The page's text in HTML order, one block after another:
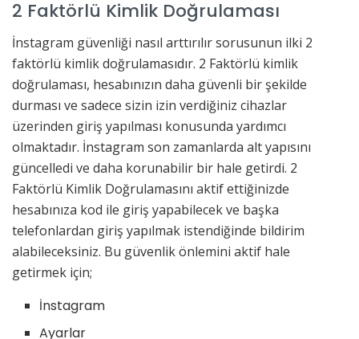
2 Faktörlü Kimlik Doğrulaması
İnstagram güvenliği nasıl arttırılır sorusunun ilki 2
faktörlü kimlik doğrulamasıdır. 2 Faktörlü kimlik
doğrulaması, hesabınızın daha güvenli bir şekilde
durması ve sadece sizin izin verdiğiniz cihazlar
üzerinden giriş yapılması konusunda yardımcı
olmaktadır. İnstagram son zamanlarda alt yapısını
güncelledi ve daha korunabilir bir hale getirdi. 2
Faktörlü Kimlik Doğrulamasını aktif ettiğinizde
hesabınıza kod ile giriş yapabilecek ve başka
telefonlardan giriş yapılmak istendiğinde bildirim
alabileceksiniz. Bu güvenlik önlemini aktif hale
getirmek için;
İnstagram
Ayarlar